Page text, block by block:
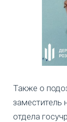
Также о
заместитель
отдела